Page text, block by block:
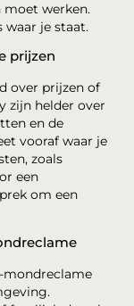
moet werken.
waar je staat.
prijzen
over prijzen of
zijn helder over
en de
vooraf waar je
zoals
een
om een
mondreclame